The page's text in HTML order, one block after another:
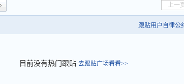
上一
跟贴用户自律公
目前没有热门跟贴 去跟贴广场看看>>